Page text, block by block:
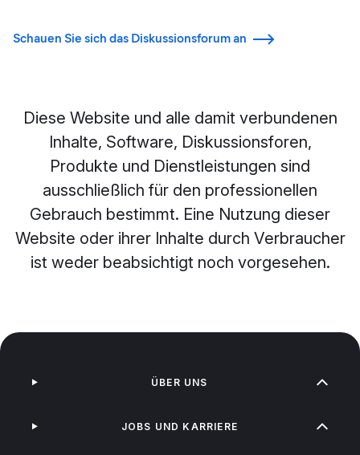
Schauen Sie sich das Diskussionsforum an
Diese Website und alle damit verbundenen
Inhalte, Software, Diskussionsforen,
Produkte und Dienstleistungen sind
ausschließlich für den professionellen
Gebrauch bestimmt. Eine Nutzung dieser
Website oder ihrer Inhalte durch Verbraucher
ist weder beabsichtigt noch vorgesehen.
ÜBER UNS
JOBS UND KARRIERE